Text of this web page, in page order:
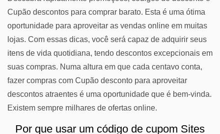
Cupão descontos para comprar barato. Esta é uma ótima
oportunidade para aproveitar as vendas online em muitas
lojas. Com essas dicas, você será capaz de adquirir seus
itens de vida quotidiana, tendo descontos excepcionais em
suas compras. Numa altura em que cada centavo conta,
fazer compras com Cupão desconto para aproveitar
descontos atraentes é uma oportunidade que é bem-vinda.
Existem sempre milhares de ofertas online.
Por que usar um código de cupom Sites